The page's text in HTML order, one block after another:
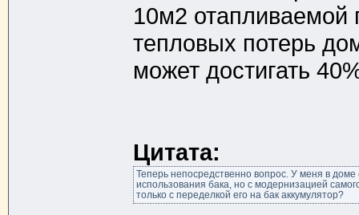
10м2 отапливаемой
тепловых потерь
может достигать
Цитата:
Теперь непосредственно вопрос. У меня в
использования бака, но с модернизацией
только с переделкой его на бак аккумулятор?